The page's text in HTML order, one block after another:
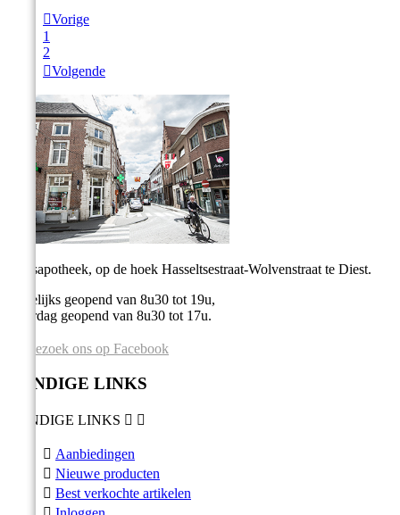
Vorige
1
2
Volgende
Stadsapotheek, op de hoek Hasseltsestraat-Wolvenstraat te Diest.
Dagelijks geopend van 8u30 tot 19u,
Zaterdag geopend van 8u30 tot 17u.
Bezoek ons op Facebook
HANDIGE LINKS
HANDIGE LINKS  
 Aanbiedingen
 Nieuwe producten
 Best verkochte artikelen